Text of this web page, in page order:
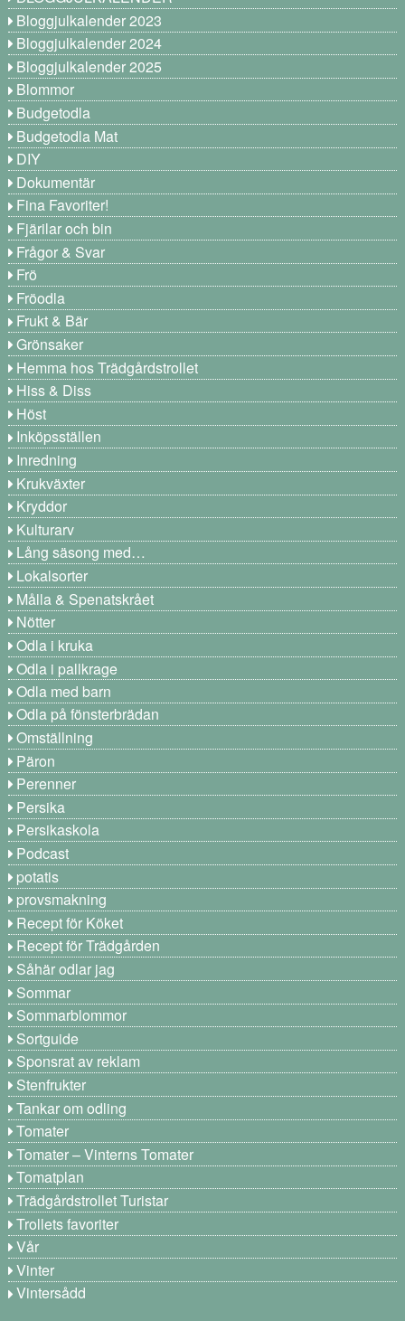
Bloggjulkalender 2023
Bloggjulkalender 2024
Bloggjulkalender 2025
Blommor
Budgetodla
Budgetodla Mat
DIY
Dokumentär
Fina Favoriter!
Fjärilar och bin
Frågor & Svar
Frö
Fröodla
Frukt & Bär
Grönsaker
Hemma hos Trädgårdstrollet
Hiss & Diss
Höst
Inköpsställen
Inredning
Krukväxter
Kryddor
Kulturarv
Lång säsong med…
Lokalsorter
Målla & Spenatskrået
Nötter
Odla i kruka
Odla i pallkrage
Odla med barn
Odla på fönsterbrädan
Omställning
Päron
Perenner
Persika
Persikaskola
Podcast
potatis
provsmakning
Recept för Köket
Recept för Trädgården
Såhär odlar jag
Sommar
Sommarblommor
Sortguide
Sponsrat av reklam
Stenfrukter
Tankar om odling
Tomater
Tomater – Vinterns Tomater
Tomatplan
Trädgårdstrollet Turistar
Trollets favoriter
Vår
Vinter
Vintersådd